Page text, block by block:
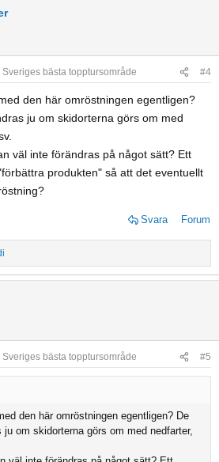
Sveriges bästa topptursområde #4
den här omröstningen egentligen?
ju om skidorterna görs om med
väl inte förändras på något sätt? Ett
produkten" så att det eventuellt
Svara Forum
Sveriges bästa topptursområde #5
den här omröstningen egentligen? De
ju om skidorterna görs om med nedfarter,